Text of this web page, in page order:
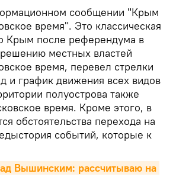
сообщении "Крым
время". Это классическая
Крым после референдума в
местных властей
время, перевел стрелки
и график движения всех видов
полуострова также
время. Кроме этого, в
обстоятельства перехода на
событий, которые к
Вышинским: рассчитываю на